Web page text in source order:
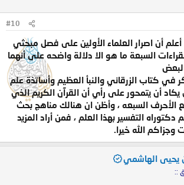
#10
أعلم أن اصرار العلماء الأولين على فصل مبحثي
السبعة ما هو الا دلالة واضحه على أنهما
في كتاب الزرقاني والنبأ العظيم وأساتذة علم
يكاد أن يتمحور على رأي أن القرآن الكريم الذي
الأحرف السبعه ، وأظن ان هنالك مناهج بحث
التفسير بهذا العلم ، فمن أراد المزيد
وجزاكم الله خيرا.
يحيى الهاشمي
::